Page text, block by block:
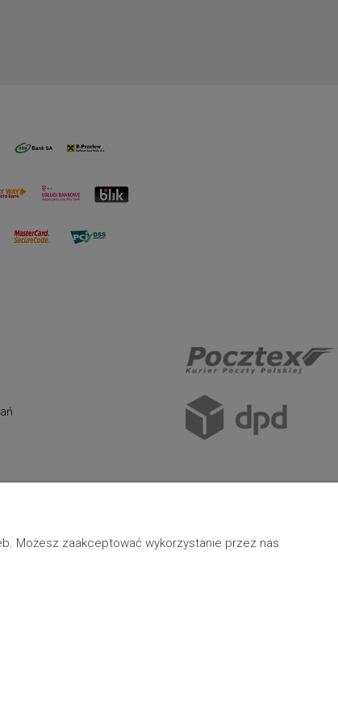
Możesz zaakceptować wykorzystanie przez nas